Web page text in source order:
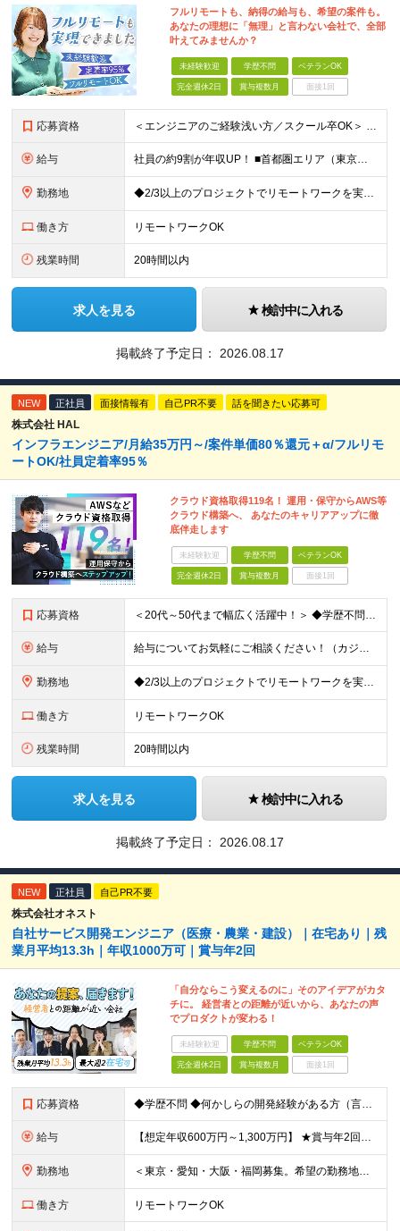
フルリモートも、納得の給与も、希望の案件も。
あなたの理想に「無理」と言わない会社で、全部
叶えてみませんか？
未経験歓迎 学歴不問 ベテランOK
完全週休2日 賞与複数月 面接1回
応募資格 ＜エンジニアのご経験浅い方／スクール卒OK＞ ◆学歴不問 ◆未経験OK ＜こんな方は大歓迎！＞ ◎今の収入に不満がある方 ◎新しい言語・スキルに挑戦したい方 ◎腰を据えて活躍したい方 ◎頑張りを評価
給与 社員の約9割が年収UP！ ■首都圏エリア（東京、神奈川、千葉、埼玉勤務） 月給25万円～26万円（固定残業代含む） ※固定残業代は、時間外労働の有無に関わらず17時間分を30,000円～31,200
勤務地 ◆2/3以上のプロジェクトでリモートワークを実施中！ ≪自社拠点≫ ・東京本社／東京都千代田区丸の内二丁目6番1号 丸の内パークビルディング6階 ・関西支社／⼤阪府⼤阪市中央区安⼟町2-3-13 ⼤
働き方 リモートワークOK
残業時間 20時間以内
求人を見る 検討中に入れる
掲載終了予定日： 2026.08.17
NEW 正社員 面接情報有 自己PR不要 話を聞きたい応募可
株式会社 HAL
インフラエンジニア/月給35万円～/案件単価80％還元＋α/フルリモ
ートOK/社員定着率95％
クラウド資格取得119名！ 運用・保守からAWS等
クラウド構築へ、 あなたのキャリアアップに徹
底伴走します
未経験歓迎 学歴不問 ベテランOK
完全週休2日 賞与複数月 面接1回
応募資格 ＜20代～50代まで幅広く活躍中！＞ ◆学歴不問 ◆何らかのインフラ関連の実務経験 ★経験年数不問/運用監視レベルも歓迎 ＜こんな方は大歓迎！＞ ◎今の収入に不満がある ◎もっと上流の案件で活躍した
給与 給与についてお気軽にご相談ください！（カジュアル面談可能） 月給35万円～＋各種手当＋賞与2回 ※固定残業代は、時間外労働の有無に関わらず40時間分を87,500円～支給 ※超過分は別途支給 ※試用
勤務地 ◆2/3以上のプロジェクトでリモートワークを実施中！ ≪自社拠点≫ ・東京本社／東京都千代田区丸の内二丁目6番1号 丸の内パークビルディング6階 ・関西支社／⼤阪府⼤阪市中央区安⼟町2-3-13 ⼤
働き方 リモートワークOK
残業時間 20時間以内
求人を見る 検討中に入れる
掲載終了予定日： 2026.08.17
NEW 正社員 自己PR不要
株式会社オネスト
自社サービス開発エンジニア（医療・農業・建設）｜在宅あり｜残
業月平均13.3h｜年収1000万可｜賞与年2回
「自分ならこう変えるのに」そのアイデアがカタ
チに。 経営者との距離が近いから、あなたの声
でプロダクトが変わる！
未経験歓迎 学歴不問 ベテランOK
完全週休2日 賞与複数月 面接1回
応募資格 ◆学歴不問 ◆何かしらの開発経験がある方（言語不問） ◆マネジメント経験がある方（規模不問） ＜以下のような方を歓迎します＞ ◎これまでの経験を活かし管理職を目指したい方 ◎新しいサービスの企画から
給与 【想定年収600万円～1,300万円】 ★賞与年2回＋勤務地手当＋残業手当（年平均残業時間にて算出）を含む ※基本給＋勤務地手当＋役職手当 ※勤務地手当：結婚の有無に関係なく、物価などの違いを考慮して
勤務地 ＜東京・愛知・大阪・福岡募集。希望の勤務地で働けます＞ 希望通りの配属＆転勤も基本なし！ 「プロジェクト人員の枠を広げたい」などといった、 会社からの強制的な異動・出向依頼はありません。 ■東京オフ
働き方 リモートワークOK